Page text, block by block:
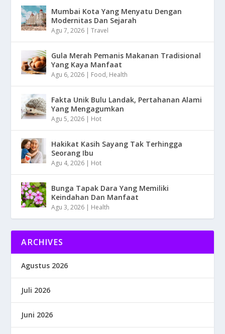
Mumbai Kota Yang Menyatu Dengan
Modernitas Dan Sejarah
Agu 7, 2026 |Travel
Gula Merah Pemanis Makanan Tradisional
Yang Kaya Manfaat
Agu 6, 2026 | Food, Health
Fakta Unik Bulu Landak, Pertahanan Alami
Yang Mengagumkan
Agu 5, 2026 | Hot
Hakikat Kasih Sayang Tak Terhingga
Seorang Ibu
Agu 4, 2026 | Hot
Bunga Tapak Dara Yang Memiliki
Keindahan Dan Manfaat
Agu 3, 2026 | Health
ARCHIVES
Agustus 2026
Juli 2026
Juni 2026